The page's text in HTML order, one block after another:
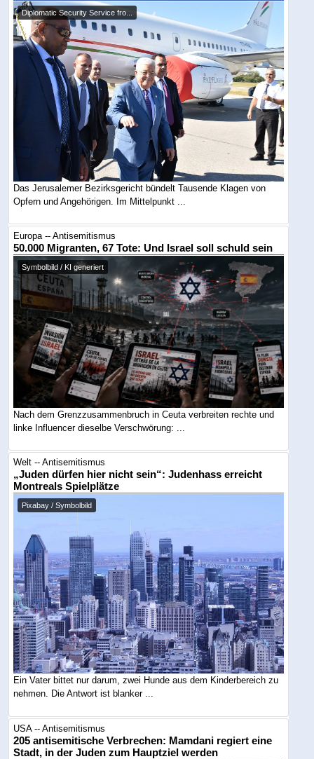
Diplomatic Security Service fro...
Das Jerusalemer Bezirksgericht bündelt Tausende Klagen von
Opfern und Angehörigen. Im Mittelpunkt ...
Europa -- Antisemitismus
50.000 Migranten, 67 Tote: Und Israel soll schuld sein
Symbolbild / KI generiert
Nach dem Grenzzusammenbruch in Ceuta verbreiten rechte und
linke Influencer dieselbe Verschwörung: ...
Welt -- Antisemitismus
„Juden dürfen hier nicht sein“: Judenhass erreicht
Montreals Spielplätze
Pixabay / Symbolbild
Ein Vater bittet nur darum, zwei Hunde aus dem Kinderbereich zu
nehmen. Die Antwort ist blanker ...
USA -- Antisemitismus
205 antisemitische Verbrechen: Mamdani regiert eine
Stadt, in der Juden zum Hauptziel werden